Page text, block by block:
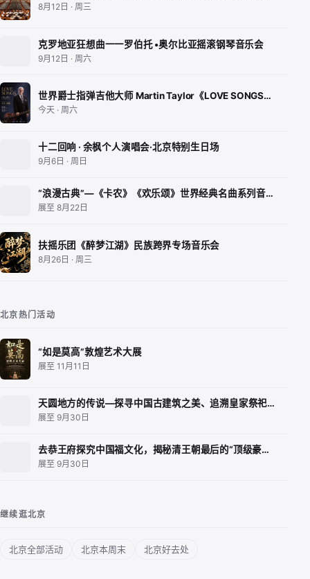
8月12日 · 周三
克罗地亚狂想曲一一罗伯托 •奥尔比亚摇滚钢琴音乐会
9月12日 · 周六
世界爵士指弹吉他大师 Martin Taylor《LOVE SONGS…
今天 · 周六
十二回响 · 余枫个人演唱会·北京特别生日场
9月6日 · 周日
“浪漫古典”—《卡农》《欢乐颂》世界经典名曲系列音…
展至 8月22日
扶摇乐团《醉梦江湖》民族跨界专场音乐会
8月26日 · 周三
北京热门活动
“如是莫高”敦煌艺术大展
展至 11月11日
天圆地方的传说—探寻中国古建筑之美、追溯皇家祭祀…
展至 9月30日
去恭王府探究中国福文化，揭秘清王朝最后的“顶级豪…
展至 9月30日
继续逛北京
北京全部活动 北京本周末 北京好去处